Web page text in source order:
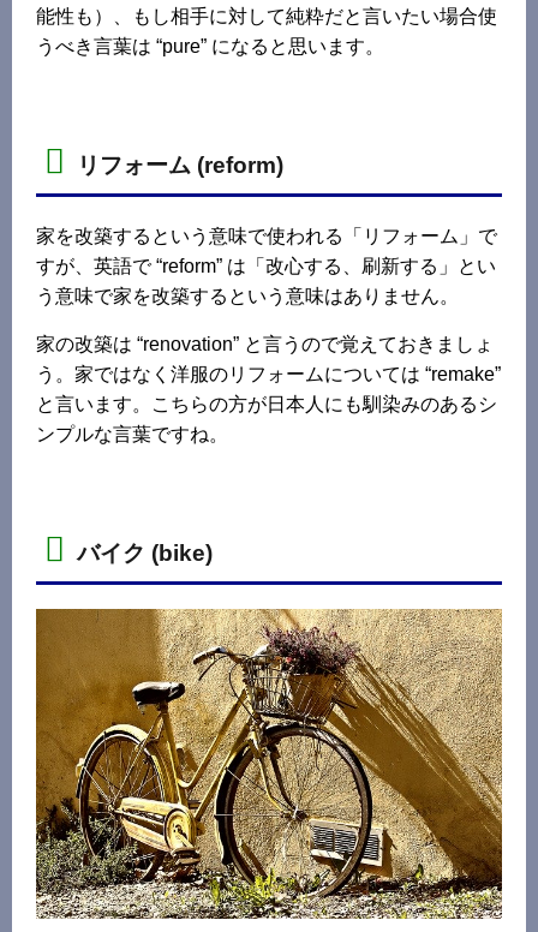
能性も）、もし相手に対して純粋だと言いたい場合使
うべき言葉は “pure” になると思います。
リフォーム (reform)
家を改築するという意味で使われる「リフォーム」で
すが、英語で “reform” は「改心する、刷新する」とい
う意味で家を改築するという意味はありません。
家の改築は “renovation” と言うので覚えておきましょ
う。家ではなく洋服のリフォームについては “remake”
と言います。こちらの方が日本人にも馴染みのあるシ
ンプルな言葉ですね。
バイク (bike)